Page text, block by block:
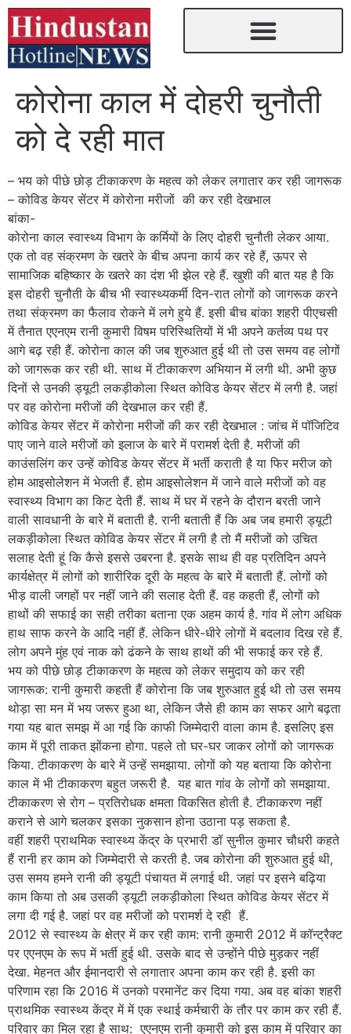
कोरोना काल में दोहरी चुनौती
को दे रही मात
– भय को पीछे छोड़ टीकाकरण के महत्व को लेकर लगातार कर रही जागरूक
– कोविड केयर सेंटर में कोरोना मरीजों की कर रही देखभाल
बांका-
कोरोना काल स्वास्थ्य विभाग के कर्मियों के लिए दोहरी चुनौती लेकर आया.
एक तो वह संक्रमण के खतरे के बीच अपना कार्य कर रहे हैं, ऊपर से
सामाजिक बहिष्कार के खतरे का दंश भी झेल रहे हैं. खुशी की बात यह है कि
इस दोहरी चुनौती के बीच भी स्वास्थ्यकर्मी दिन-रात लोगों को जागरूक करने
तथा संक्रमण का फैलाव रोकने में लगे हुये हैं. इसी बीच बांका शहरी पीएचसी
में तैनात एएनएम रानी कुमारी विषम परिस्थितियों में भी अपने कर्तव्य पथ पर
आगे बढ़ रही हैं. कोरोना काल की जब शुरुआत हुई थी तो उस समय वह लोगों
को जागरूक कर रही थी. साथ में टीकाकरण अभियान में लगी थी. अभी कुछ
दिनों से उनकी ड्यूटी लकड़ीकोला स्थित कोविड केयर सेंटर में लगी है. जहां
पर वह कोरोना मरीजों की देखभाल कर रही हैं.
कोविड केयर सेंटर में कोरोना मरीजों की कर रही देखभाल : जांच में पॉजिटिव
पाए जाने वाले मरीजों को इलाज के बारे में परामर्श देती है. मरीजों की
काउंसलिंग कर उन्हें कोविड केयर सेंटर में भर्ती कराती है या फिर मरीज को
होम आइसोलेशन में भेजती हैं. होम आइसोलेशन में जाने वाले मरीजों को वह
स्वास्थ्य विभाग का किट देती हैं. साथ में घर में रहने के दौरान बरती जाने
वाली सावधानी के बारे में बताती है. रानी बताती हैं कि अब जब हमारी ड्यूटी
लकड़ीकोला स्थित कोविड केयर सेंटर में लगी है तो मैं मरीजों को उचित
सलाह देती हूं कि कैसे इससे उबरना है. इसके साथ ही वह प्रतिदिन अपने
कार्यक्षेत्र में लोगों को शारीरिक दूरी के महत्व के बारे में बताती हैं. लोगों को
भीड़ वाली जगहों पर नहीं जाने की सलाह देती हैं. वह कहती हैं, लोगों को
हाथों की सफाई का सही तरीका बताना एक अहम कार्य है. गांव में लोग अधिक
हाथ साफ करने के आदि नहीं हैं. लेकिन धीरे-धीरे लोगों में बदलाव दिख रहे हैं.
लोग अपने मुंह एवं नाक को ढंकने के साथ हाथों की भी सफाई कर रहे हैं.
भय को पीछे छोड़ टीकाकरण के महत्व को लेकर समुदाय को कर रही
जागरूक: रानी कुमारी कहती हैं कोरोना कि जब शुरुआत हुई थी तो उस समय
थोड़ा सा मन में भय जरूर हुआ था, लेकिन जैसे ही काम का सफर आगे बढ़ता
गया यह बात समझ में आ गई कि काफी जिम्मेदारी वाला काम है. इसलिए इस
काम में पूरी ताकत झोंकना होगा. पहले तो घर-घर जाकर लोगों को जागरूक
किया. टीकाकरण के बारे में उन्हें समझाया. लोगों को यह बताया कि कोरोना
काल में भी टीकाकरण बहुत जरूरी है. यह बात गांव के लोगों को समझाया.
टीकाकरण से रोग – प्रतिरोधक क्षमता विकसित होती है. टीकाकरण नहीं
कराने से आगे चलकर इसका नुकसान होना उठाना पड़ सकता है.
वहीं शहरी प्राथमिक स्वास्थ्य केंद्र के प्रभारी डॉ सुनील कुमार चौधरी कहते
हैं रानी हर काम को जिम्मेदारी से करती है. जब कोरोना की शुरुआत हुई थी,
उस समय हमने रानी की ड्यूटी पंचायत में लगाई थी. जहां पर इसने बढ़िया
काम किया तो अब उसकी ड्यूटी लकड़ीकोला स्थित कोविड केयर सेंटर में
लगा दी गई है. जहां पर वह मरीजों को परामर्श दे रही हैं.
2012 से स्वास्थ्य के क्षेत्र में कर रही काम: रानी कुमारी 2012 में कॉन्ट्रैक्ट
पर एएनएम के रूप में भर्ती हुई थी. उसके बाद से उन्होंने पीछे मुड़कर नहीं
देखा. मेहनत और ईमानदारी से लगातार अपना काम कर रही है. इसी का
परिणाम रहा कि 2016 में उनको परमानेंट कर दिया गया. अब वह बांका शहरी
प्राथमिक स्वास्थ्य केंद्र में में एक स्थाई कर्मचारी के तौर पर काम कर रही हैं.
परिवार का मिल रहा है साथ: एएनएम रानी कुमारी को इस काम में परिवार का